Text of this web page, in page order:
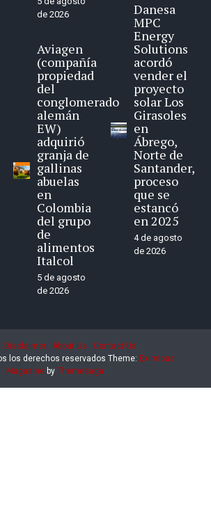
de 2026
Aviagen
(compañía
propiedad
del
conglomerado
alemán
EW)
adquirió
granja de
gallinas
abuelas
en
Colombia
del grupo
de
alimentos
Italcol
5 de agosto
de 2026
Danesa
MPC
Energy
Solutions
acordó
vender el
proyecto
solar Los
Girasoles
en
Ábrego,
Norte de
Santander,
proceso
que se
estancó
en 2025
4 de agosto
de 2026
Disclaimer About Us
Contact Us
los derechos reservados Theme: Eximious
Magazine by Themesaga